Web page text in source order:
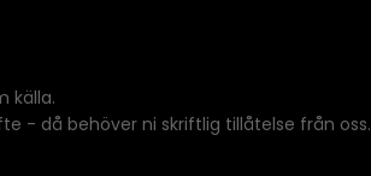
källa.
- då behöver ni skriftlig tillåtelse från oss.